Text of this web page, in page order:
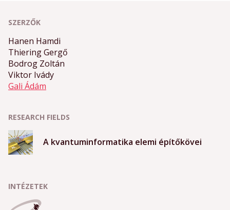
SZERZŐK
Hanen Hamdi
Thiering Gergő
Bodrog Zoltán
Viktor Ivády
Gali Ádám
RESEARCH FIELDS
A kvantuminformatika elemi építőkövei
INTÉZETEK